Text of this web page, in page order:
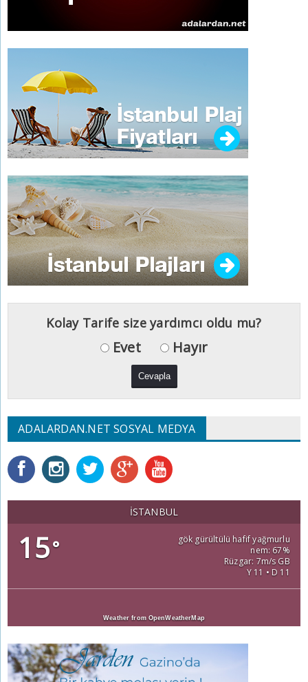
Kolay Tarife size yardımcı oldu mu?
Evet Hayır
ADALARDAN.NET SOSYAL MEDYA
İSTANBUL
15°
gök gürültülü hafif yağmurlu
nem: 67%
Rüzgar: 7m/s GB
Y 11 • D 11
Weather from OpenWeatherMap